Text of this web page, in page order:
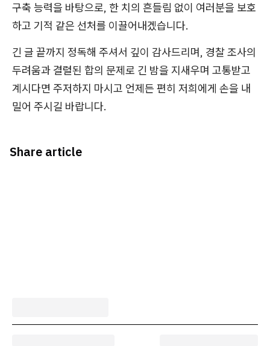
구축 능력을 바탕으로, 한 치의 흔들림 없이 여러분을 보호
하고 기적 같은 선처를 이끌어내겠습니다.
긴 글 끝까지 정독해 주셔서 깊이 감사드리며, 경찰 조사의
두려움과 결렬된 합의 문제로 긴 밤을 지새우며 고통받고
계시다면 주저하지 마시고 언제든 편히 저희에게 손을 내
밀어 주시길 바랍니다.
Share article